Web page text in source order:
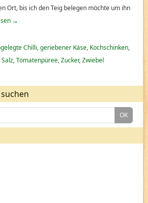
Ort, bis ich den Teig belegen möchte um ihn
→
Chilli,geriebener Käse, Kochschinken,
Salz,Tomatenpüree,Zucker,Zwiebel